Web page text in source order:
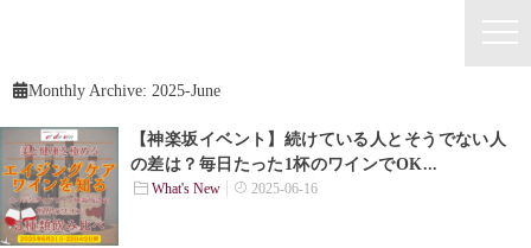
Monthly Archive: 2025-June
【神楽坂イベント】続けている人とそうでない人
の差は？毎日たった1杯のワインでOK...
What's New 2025-06-16